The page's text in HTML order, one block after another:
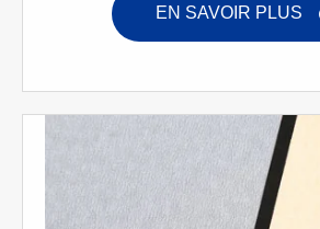
EN SAVOIR PLUS